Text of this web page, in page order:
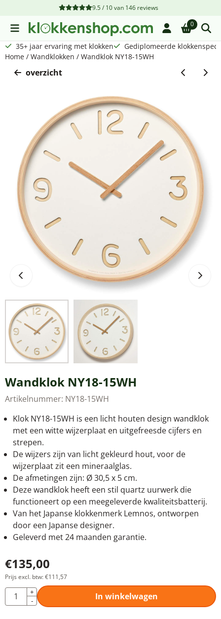
Cookievoorkeuren zijn beschikbaar. Kies instellingen of sta
9.5 / 10van 146reviews
0
35+ jaar ervaring met klokken
Gediplomeerde
Home / Wandklokken / Wandklok NY18-15WH
overzicht
Wandklok NY18-15WH
Artikelnummer: NY18-15WH
Klok NY18-15WH is een licht houten design wandklok
met een witte wijzerplaat en uitgefreesde cijfers en
strepen.
De wijzers zijn van licht gekleurd hout, voor de
wijzerplaat zit een mineraalglas.
De afmetingen zijn: Ø 30,5 x 5 cm.
Deze wandklok heeft een stil quartz uurwerk die
functioneert op een meegeleverde kwaliteitsbatterij.
Van het Japanse klokkenmerk Lemnos, ontworpen
door een Japanse designer.
Geleverd met 24 maanden garantie.
€135,00
Prijs excl. btw:€111,57
Aantal
+
-
In winkelwagen